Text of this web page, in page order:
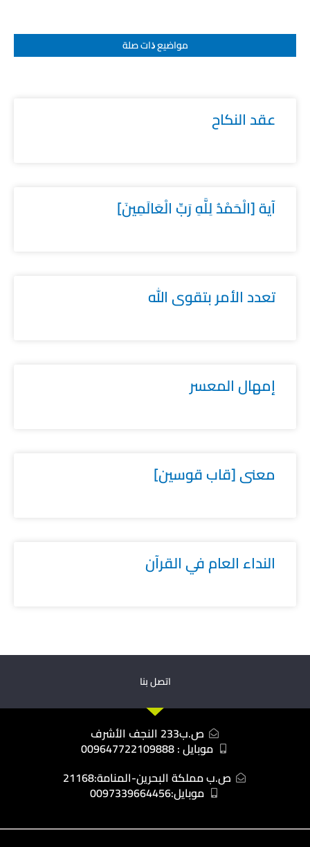
مواضيع ﺫات صلة
عقد النكاح
آية [الْحَمْدُ لِلَّهِ رَبِّ الْعَالَمِينَ]
تعدد الأمر بتقوى الله
إمهال المعسر
معنى [قاب قوسين]
النداء العام في القرآن
اتصل بنا
ص.ب233 النجف الأشرف
موبايل : 009647722109888
ص.ب مملكة البحرين-المنامة:21168
موبايل:0097339664456